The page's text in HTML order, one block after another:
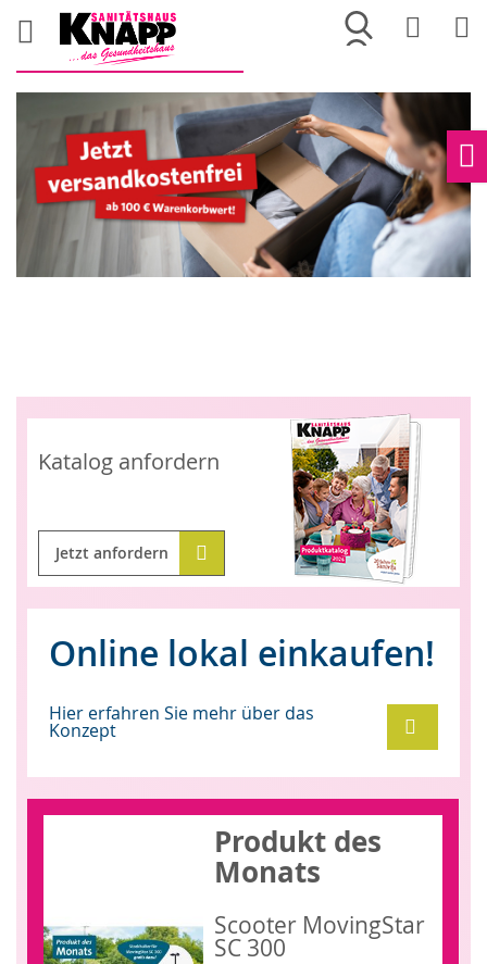
Merkliste
Katalog anfordern
Jetzt anfordern
Online lokal einkaufen!
Hier erfahren Sie mehr über das
Konzept
Produkt des
Monats
Scooter MovingStar
SC 300